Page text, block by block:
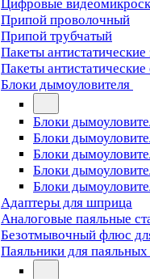
Цифровые
Припой проволочный
Припой трубчатый
Пакеты
Пакеты
Блоки дымоуловителя
Блоки
Блоки
Блоки
Блоки
Блоки
Адаптеры для шприца
Аналоговые паяльные
Безотмывочный флюс
Паяльники для паяльных